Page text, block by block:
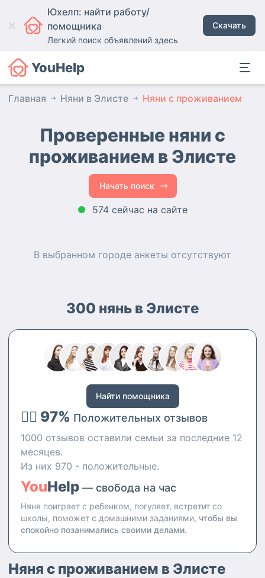
Юхелп: найти работу/
помощника
Легкий поиск объявлений здесь
Скачать
YouHelp
Главная Няни в Элисте Няни с проживанием
Проверенные няни с
проживанием в Элисте
Начать поиск
574 сейчас на сайте
В выбранном городе анкеты отсутствуют
300 нянь в Элисте
Найти помощника
👍🏻 97% Положительных отзывов
1000 отзывов оставили семьи за последние 12
месяцев.
Из них 970 - положительные.
YouHelp — свобода на час
Няня поиграет с ребенком, погуляет, встретит со
школы, поможет с домашними заданиями, чтобы вы
спокойно позанимались своими делами.
Няня с проживанием в Элисте